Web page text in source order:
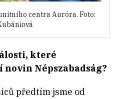
centra Auróra. Foto:
které
Népszabadság?
předtím jsme od